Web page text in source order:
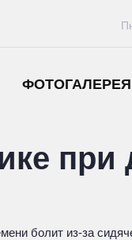
ФОТОГАЛЕРЕЯ
болит из-за